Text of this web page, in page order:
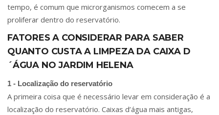
tempo, é comum que microrganismos comecem a se
proliferar dentro do reservatório.
FATORES A CONSIDERAR PARA SABER
QUANTO CUSTA A LIMPEZA DA CAIXA D
´ÁGUA NO JARDIM HELENA
1 - Localização do reservatório
A primeira coisa que é necessário levar em consideração é a
localização do reservatório. Caixas d’água mais antigas,